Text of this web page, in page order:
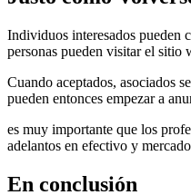
Individuos interesados pueden
personas pueden visitar el sitio
Cuando aceptados, asociados
pueden entonces empezar a
es muy importante que los
adelantos en efectivo y
En conclusión